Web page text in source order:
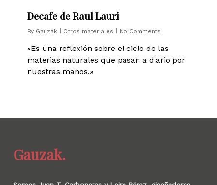
Decafe de Raul Lauri
By Gauzak Otros materiales No Comments
«Es una reflexión sobre el ciclo de las
materias naturales que pasan a diario por
nuestras manos.»
Gauzak.